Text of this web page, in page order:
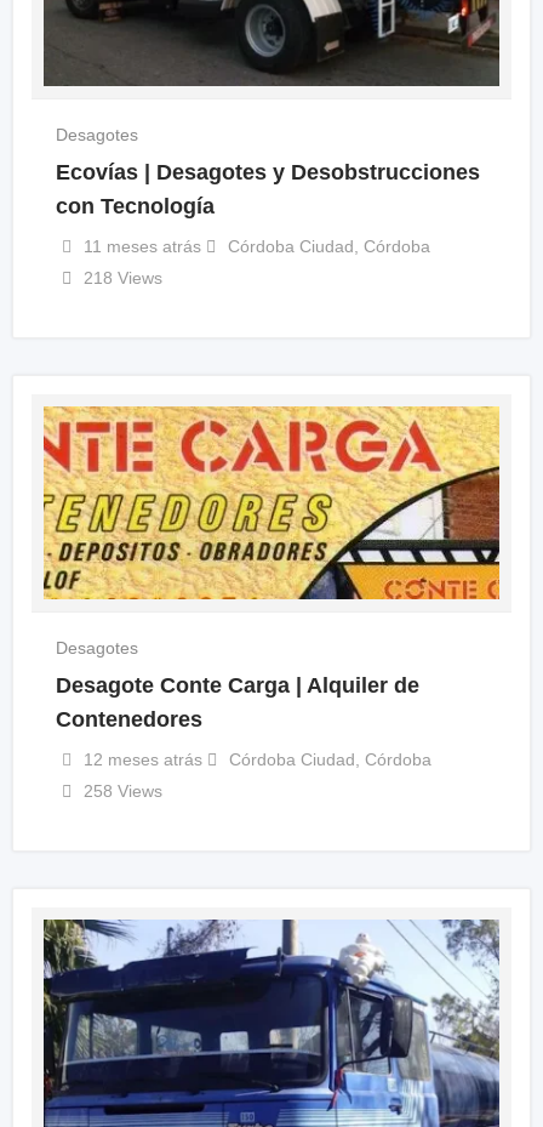
Desagotes
Ecovías | Desagotes y Desobstrucciones
con Tecnología
11 meses atrás Córdoba Ciudad Córdoba
218 Views
Desagotes
Desagote Conte Carga | Alquiler de
Contenedores
12 meses atrás Córdoba Ciudad Córdoba
258 Views